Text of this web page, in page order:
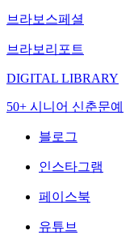
브라보스페셜
브라보리포트
DIGITAL LIBRARY
50+ 시니어 신춘문예
블로그
인스타그램
페이스북
유튜브